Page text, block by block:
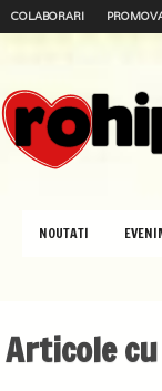
COLABORARI
NOUTATI
Articole